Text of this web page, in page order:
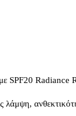
Radiance